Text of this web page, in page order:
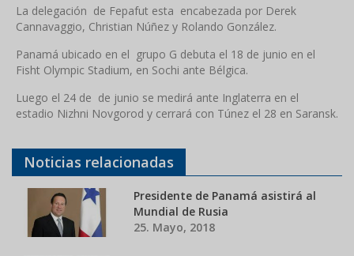
La delegación de Fepafut esta encabezada por Derek
Cannavaggio, Christian Núñez y Rolando González.
Panamá ubicado en el grupo G debuta el 18 de junio en el
Fisht Olympic Stadium, en Sochi ante Bélgica.
Luego el 24 de de junio se medirá ante Inglaterra en el
estadio Nizhni Novgorod y cerrará con Túnez el 28 en Saransk.
Noticias relacionadas
Presidente de Panamá asistirá al
Mundial de Rusia
25. Mayo, 2018